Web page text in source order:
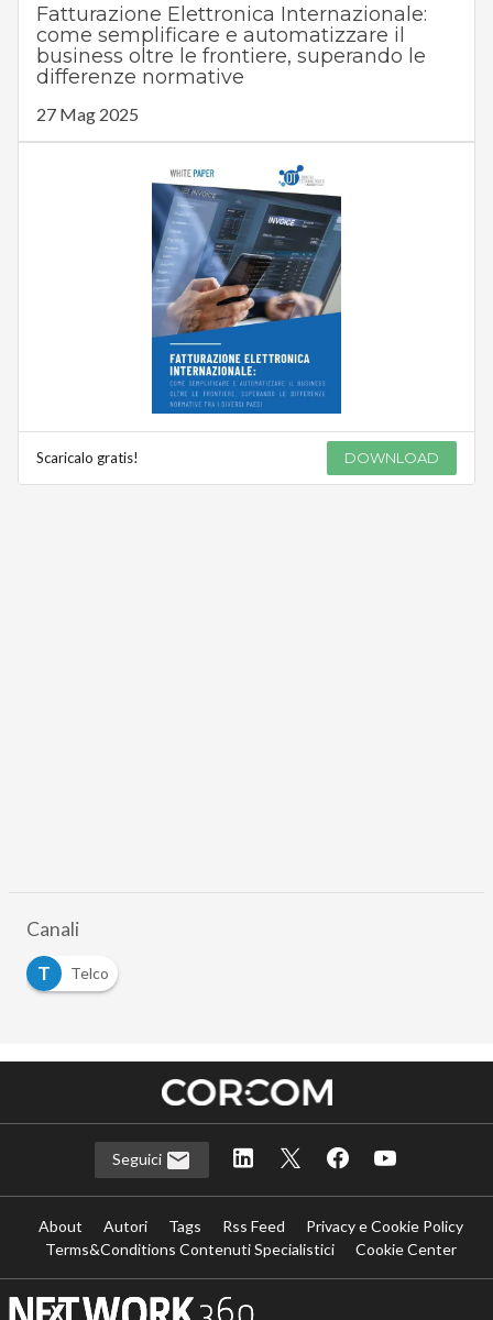
Fatturazione Elettronica Internazionale:
come semplificare e automatizzare il
business oltre le frontiere, superando le
differenze normative
27 Mag 2025
Scaricalo gratis! DOWNLOAD
Canali
T
Telco
Seguici
About Autori Tags Rss Feed
Privacy e Cookie Policy
Terms&Conditions Contenuti Specialistici
Cookie Center